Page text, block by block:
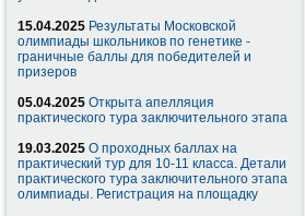
15.04.2025 Результаты Московской
олимпиады школьников по генетике -
граничные баллы для победителей и
призеров
05.04.2025 Открыта апелляция
практического тура заключительного этапа
19.03.2025 О проходных баллах на
практический тур для 10-11 класса. Детали
практического тура заключительного этапа
олимпиады. Регистрация на площадку